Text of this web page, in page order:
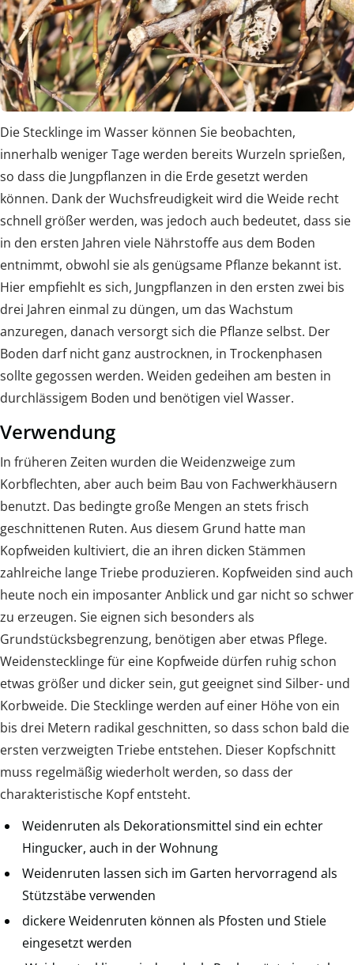
Die Stecklinge im Wasser können Sie beobachten,
innerhalb weniger Tage werden bereits Wurzeln sprießen,
so dass die Jungpflanzen in die Erde gesetzt werden
können. Dank der Wuchsfreudigkeit wird die Weide recht
schnell größer werden, was jedoch auch bedeutet, dass sie
in den ersten Jahren viele Nährstoffe aus dem Boden
entnimmt, obwohl sie als genügsame Pflanze bekannt ist.
Hier empfiehlt es sich, Jungpflanzen in den ersten zwei bis
drei Jahren einmal zu düngen, um das Wachstum
anzuregen, danach versorgt sich die Pflanze selbst. Der
Boden darf nicht ganz austrocknen, in Trockenphasen
sollte gegossen werden. Weiden gedeihen am besten in
durchlässigem Boden und benötigen viel Wasser.
Verwendung
In früheren Zeiten wurden die Weidenzweige zum
Korbflechten, aber auch beim Bau von Fachwerkhäusern
benutzt. Das bedingte große Mengen an stets frisch
geschnittenen Ruten. Aus diesem Grund hatte man
Kopfweiden kultiviert, die an ihren dicken Stämmen
zahlreiche lange Triebe produzieren. Kopfweiden sind auch
heute noch ein imposanter Anblick und gar nicht so schwer
zu erzeugen. Sie eignen sich besonders als
Grundstücksbegrenzung, benötigen aber etwas Pflege.
Weidenstecklinge für eine Kopfweide dürfen ruhig schon
etwas größer und dicker sein, gut geeignet sind Silber- und
Korbweide. Die Stecklinge werden auf einer Höhe von ein
bis drei Metern radikal geschnitten, so dass schon bald die
ersten verzweigten Triebe entstehen. Dieser Kopfschnitt
muss regelmäßig wiederholt werden, so dass der
charakteristische Kopf entsteht.
Weidenruten als Dekorationsmittel sind ein echter
Hingucker, auch in der Wohnung
Weidenruten lassen sich im Garten hervorragend als
Stützstäbe verwenden
dickere Weidenruten können als Pfosten und Stiele
eingesetzt werden